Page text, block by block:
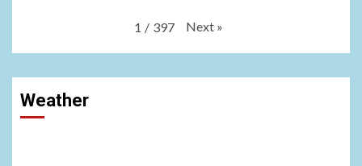
1 / 397 Next »
Weather